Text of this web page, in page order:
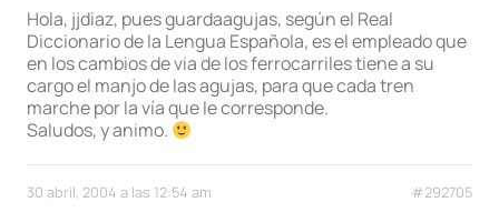
Hola, jjdiaz, pues guardaagujas, según el Real
Diccionario de la Lengua Española, es el empleado que
en los cambios de via de los ferrocarriles tiene a su
cargo el manjo de las agujas, para que cada tren
marche por la vía que le corresponde.
Saludos, y animo.
30 abril, 2004 a las 12:54 am #292705